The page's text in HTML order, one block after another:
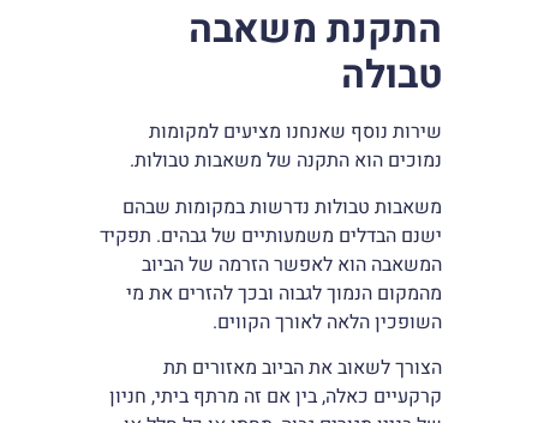
התקנת משאבה
טבולה
שירות נוסף שאנחנו מציעים למקומות
נמוכים הוא התקנה של משאבות טבולות.
משאבות טבולות נדרשות במקומות שבהם
ישנם הבדלים משמעותיים של גבהים. תפקיד
המשאבה הוא לאפשר הזרמה של הביוב
מהמקום הנמוך לגבוה ובכך להזרים את מי
השופכין הלאה לאורך הקווים.
הצורך לשאוב את הביוב מאזורים תת
קרקעיים כאלה, בין אם זה מרתף ביתי, חניון